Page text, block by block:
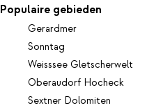
Populaire gebieden
Gerardmer
Sonntag
Weisssee Gletscherwelt
Oberaudorf Hocheck
Sextner Dolomiten